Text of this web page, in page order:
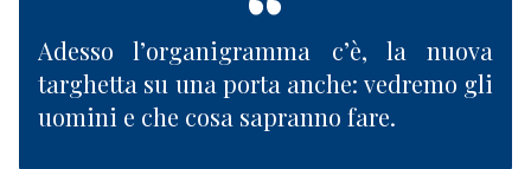
Adesso l’organigramma c’è, la nuova
targhetta su una porta anche: vedremo gli
uomini e che cosa sapranno fare.